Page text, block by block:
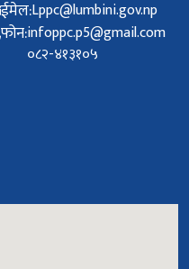
ईमेल:Lppc@lumbini.gov.np
फोन:infoppc.p5@gmail.com
०८२-४१३१०५